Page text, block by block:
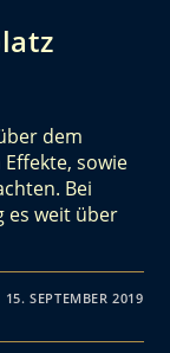
dem
sowie
Bei
es weit über
15. SEPTEMBER 2019